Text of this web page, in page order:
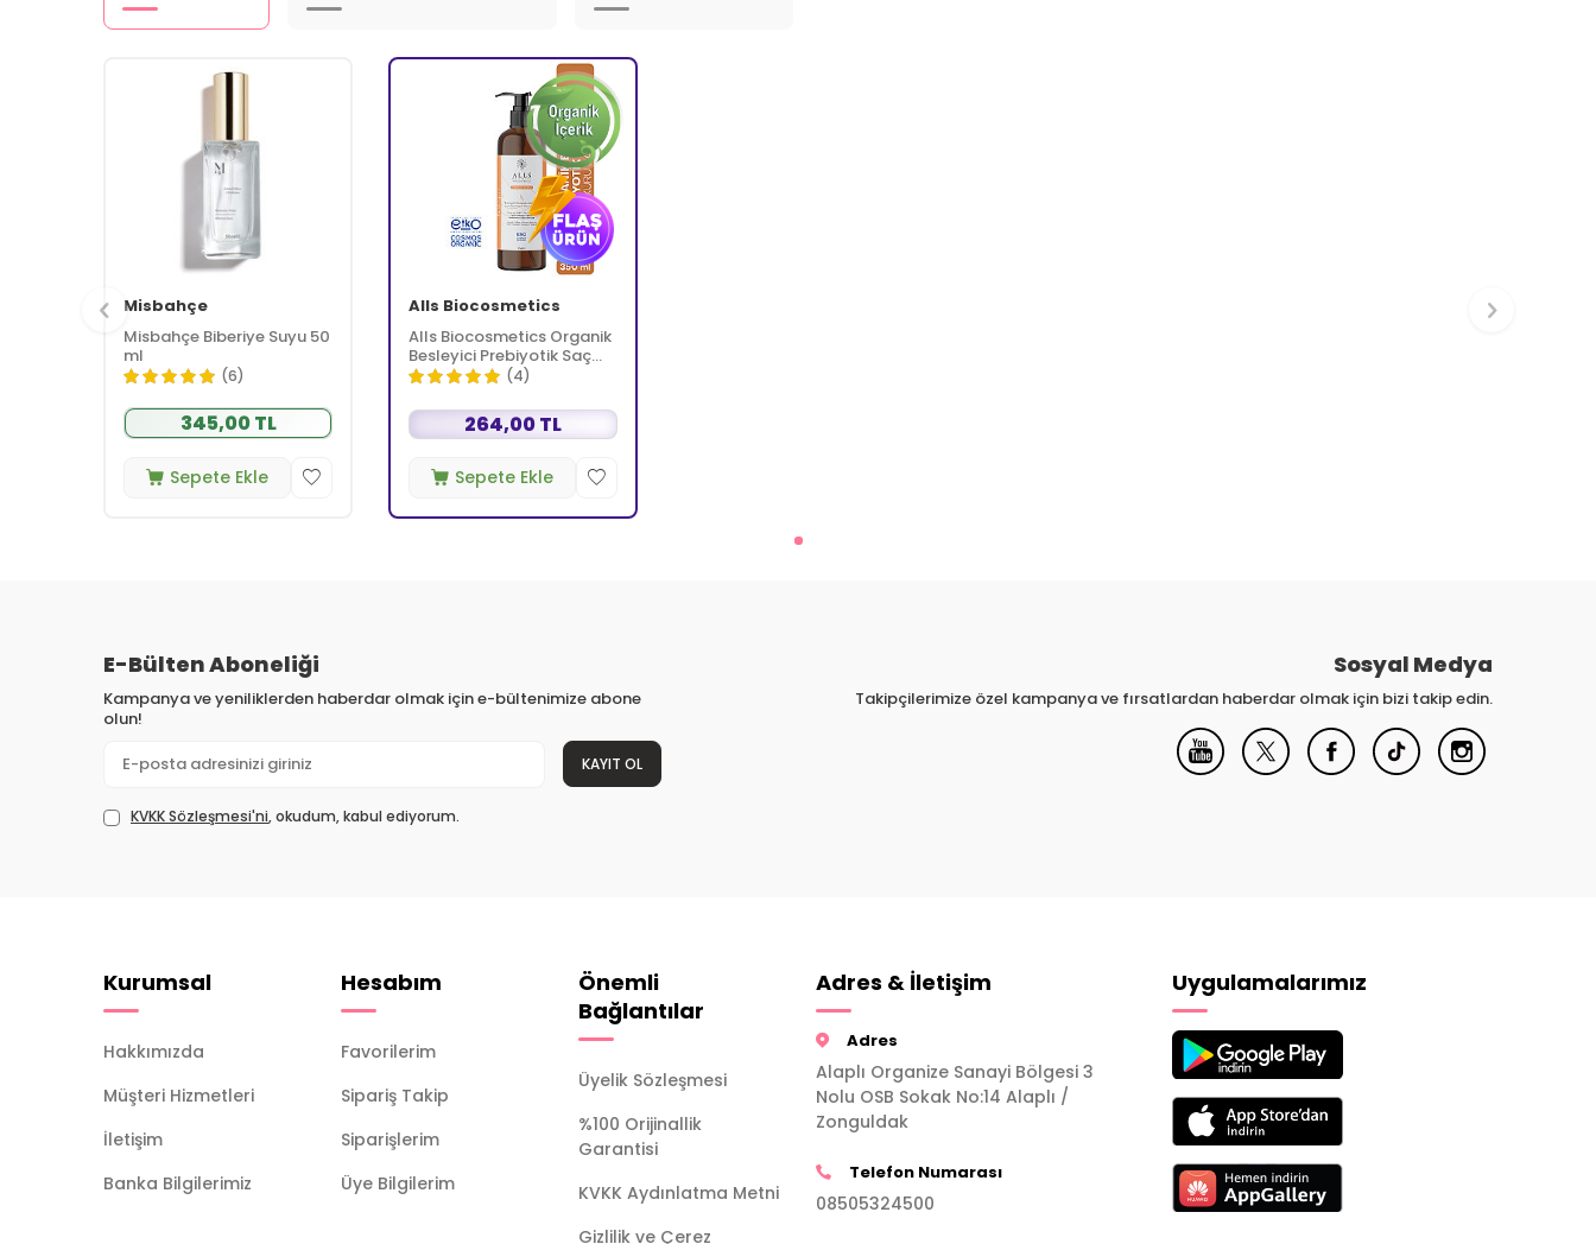
Misbahçe
Misbahçe Biberiye Suyu 50
ml
(6)
345,00 TL
Sepete Ekle
Alls Biocosmetics
Alls Biocosmetics Organik
Besleyici Prebiyotik Saç
Kremi 350 ml(4)
264,00 TL
Sepete Ekle
E-Bülten Aboneliği
Kampanya ve yeniliklerden haberdar olmak için e-bültenimize abone
olun!
KAYIT OL
KVKK Sözleşmesi'ni, okudum, kabul ediyorum.
Sosyal Medya
Takipçilerimize özel kampanya ve fırsatlardan haberdar olmak için bizi takip edin.
Kurumsal
Hakkımızda
Müşteri Hizmetleri
İletişim
Banka Bilgilerimiz
Hesabım
Favorilerim
Sipariş Takip
Siparişlerim
Üye Bilgilerim
Önemli
Bağlantılar
Üyelik Sözleşmesi
%100 Orijinallik
Garantisi
KVKK Aydınlatma Metni
Gizlilik ve Çerez
Adres & İletişim
Adres
Alaplı Organize Sanayi Bölgesi 3
Nolu OSB Sokak No:14 Alaplı /
Zonguldak
Telefon Numarası
08505324500
Uygulamalarımız